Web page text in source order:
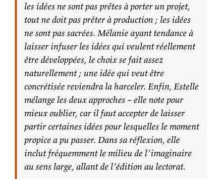
les idées ne sont pas prêtes à porter un projet,
tout ne doit pas prêter à production ; les idées
ne sont pas sacrées. Mélanie ayant tendance à
laisser infuser les idées qui veulent réellement
être développées, le choix se fait assez
naturellement ; une idée qui veut être
concrétisée reviendra la harceler. Enfin, Estelle
mélange les deux approches – elle note pour
mieux oublier, car il faut accepter de laisser
partir certaines idées pour lesquelles le moment
propice a pu passer. Dans sa réflexion, elle
inclut fréquemment le milieu de l’imaginaire
au sens large, allant de l’édition au lectorat.